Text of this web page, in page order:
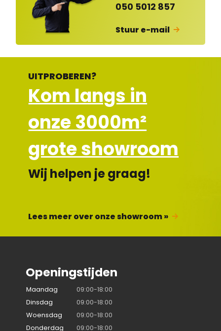
050 5012 857
Stuur e-mail
UITPROBEREN?
Kom langs in
onze 3000m²
grote showroom
Wij helpen je graag!
Lees meer over onze showroom »
Openingstijden
Maandag
09:00-18:00
Dinsdag
09:00-18:00
Woensdag
09:00-18:00
Donderdag
09:00-18:00